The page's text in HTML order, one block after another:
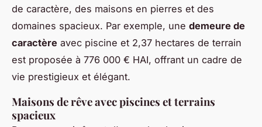
de caractère, des maisons en pierres et des
domaines spacieux. Par exemple, une demeure de
caractère avec piscine et 2,37 hectares de terrain
est proposée à 776 000 € HAI, offrant un cadre de
vie prestigieux et élégant.
Maisons de rêve avec piscines et terrains
spacieux